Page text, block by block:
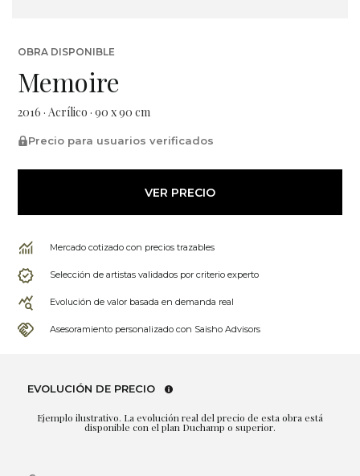
OBRA DISPONIBLE
Memoire
2016 · Acrílico · 90 x 90 cm
Precio para usuarios verificados
VER PRECIO
Mercado cotizado con precios trazables
Selección de artistas validados por criterio experto
Evolución de valor basada en demanda real
Asesoramiento personalizado con Saisho Advisors
EVOLUCIÓN DE PRECIO
Ejemplo ilustrativo. La evolución real del precio de esta obra está
disponible con el plan Duchamp o superior.